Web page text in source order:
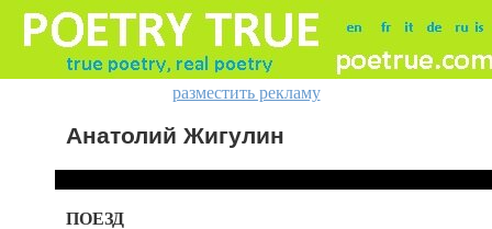
разместить рекламу
Анатолий Жигулин
ПОЕЗД